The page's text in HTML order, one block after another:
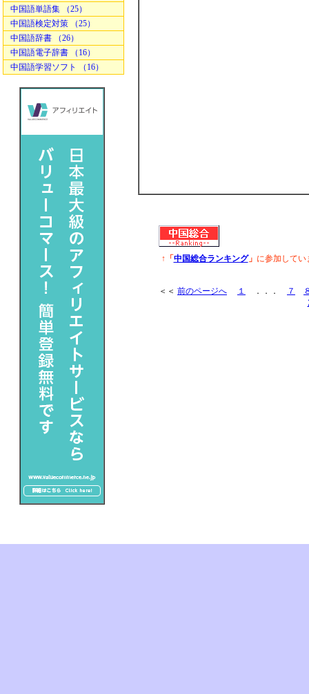
中国語単語集 （25）
中国語検定対策 （25）
中国語辞書 （26）
中国語電子辞書 （16）
中国語学習ソフト （16）
↑「 中国総合ランキング」 に参加してい
＜＜ 前のページへ １ ．．． ７